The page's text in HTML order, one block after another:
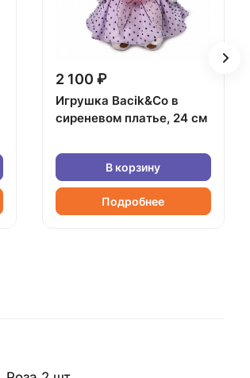
2 100 ₽
Игрушка Bacik&Co в
сиреневом платье, 24 см
В корзину
Подробнее